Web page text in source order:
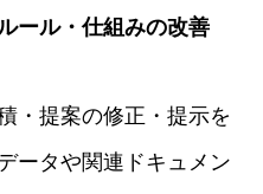
ール・仕組みの改善
・提案の修正・提示を
ータや関連ドキュメン